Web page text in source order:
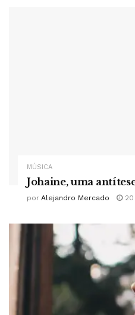
MÚSICA
Johaine, uma
por Alejandro Mercado 20